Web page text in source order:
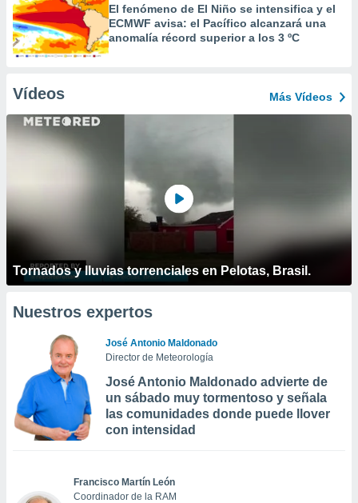
El fenómeno de El Niño se intensifica y el
ECMWF avisa: el Pacífico alcanzará una
anomalía récord superior a los 3 ºC
Vídeos Más Vídeos
Tornados y lluvias torrenciales en Pelotas, Brasil.
Nuestros expertos
José Antonio Maldonado
Director de Meteorología
José Antonio Maldonado advierte de
un sábado muy tormentoso y señala
las comunidades donde puede llover
con intensidad
Francisco Martín León
Coordinador de la RAM